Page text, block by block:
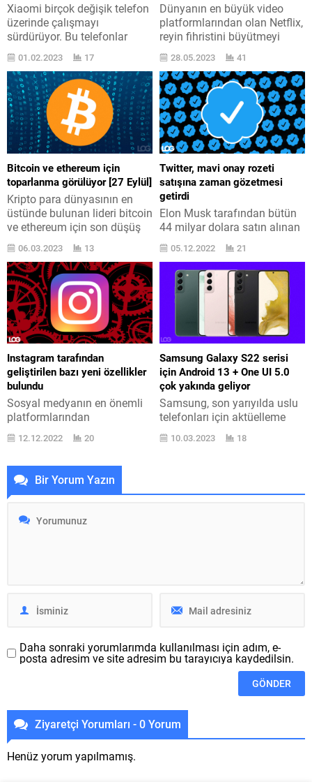
Xiaomi birçok değişik telefon
üzerinde çalışmayı
sürdürüyor. Bu telefonlar
arasında Xiaomi 13 Pro da
yer alıyor. Sene bitmeden
lanse edilmesi bilave edilen
Xiaomi 13 acelesi, bildiğimiz
kadarıyla şimdilik 13 ve 13
Pro modellerinden oluşuyor.
Son yarıyılda sık sık
gündeme gelen telefonlar
arasına en çok dikkat
toplayan elbette Xiaomi 13
Pro oluyor....
01.02.2023 17
Dünyanın en büyük video
platformlarından olan Netflix,
reyin fihristini büyütmeyi
sürdürüyor ve burada yeni
tasarılar yapıyor. Netflix ’i
geçtiğimiz ay reyin
mevzusunda gündeme
getiren yapılmaya başlanan
bir test olmuştu. Şirket artık
herkesin bildiği üzere mobil
uygulamalarında oyunlar
sunuyor. İşte bu oyunlar için
bir “gamertag” ya da “oyuncu
adı” da belirlenmesi...
28.05.2023 41
Bitcoin ve ethereum için
toparlanma görülüyor [27 Eylül]
Kripto para dünyasının en
üstünde bulunan lideri bitcoin
ve ethereum için son düşüş
tersine dönmeye başladı.
Kripto para dünyasının lideri
bitcoin, 19 Eylül tarihinde 19
bin doların altına inerek
18.480 dolar değere
düşmüştü. Bitcoin ’in 7
günlük değer kaybı bütün
yüzde 17 ’e, 24 saatlik değer
kaybı ise o zaman yüzde...
06.03.2023 13
Twitter, mavi onay rozeti
satışına zaman gözetmesi
getirdi
Elon Musk tarafından bütün
44 milyar dolara satın alınan
Twitter için atılan mavi onay
rozeti satışında yeni bir adım
atıldı. Elon Musk, kaçıranlar
için geçtiğimiz haftalarda
daha evvel aylık 4,99 dolar
olan Twitter Blue
aboneliğinin aylık 8 dolara
çıkacağını duyurdu. Bu
aboneliğin içerisine mavi
onay rozeti de ilave edildi.
Kısa...
05.12.2022 21
Instagram tarafından
geliştirilen bazı yeni özellikler
bulundu
Sosyal medyanın en önemli
platformlarından
Instagram, kullanıcılar ile
olan etkileşimi artırmak adına
sürdürüyor. Instagram, sürekli
olarak güncellenen bir
platform ve bugün yakında
karşımıza çıkacak bazı
yenilikler ve değişiklikler
BeReal ’dan ilham alınan ve
12.12.2022 20
Samsung Galaxy S22 serisi
için Android 13 + One UI 5.0
çok yakında geliyor
Samsung, son yarıyılda uslu
telefonları için aktüelleme
konusunda büyük sözler
veriyor. Yakında Android 13 +
10.03.2023 18
Bir Yorum Yazın
Daha sonraki yorumlarımda kullanılması için adım, e-
posta adresim ve site adresim bu tarayıcıya kaydedilsin.
Ziyaretçi Yorumları - 0 Yorum
Henüz yorum yapılmamış.